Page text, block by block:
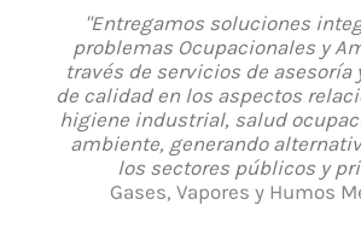
"Entregamos soluciones
problemas Ocupacionales y
través de servicios de asesoría
de calidad en los aspectos
higiene industrial, salud
ambiente, generando
los sectores públicos y
Gases, Vapores y Humos